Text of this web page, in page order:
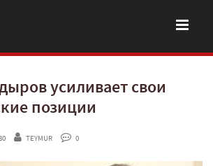
усиливает свои
позиции
TEYMUR 0